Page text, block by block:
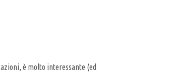
è molto interessante (ed